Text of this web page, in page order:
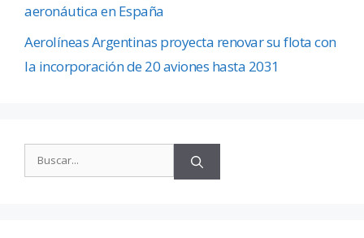
aeronáutica en España
Aerolíneas Argentinas proyecta renovar su flota con
la incorporación de 20 aviones hasta 2031